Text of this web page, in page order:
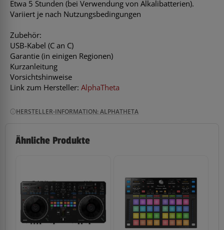
Etwa 5 Stunden (bei Verwendung von Alkalibatterien).
Variiert je nach Nutzungsbedingungen
Zubehör:
USB-Kabel (C an C)
Garantie (in einigen Regionen)
Kurzanleitung
Vorsichtshinweise
Link zum Hersteller: AlphaTheta
HERSTELLER-INFORMATION: ALPHATHETA
Ähnliche Produkte